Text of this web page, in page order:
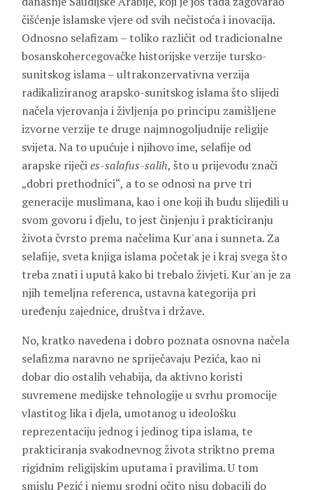
čišćenje islamske vjere od svih nečistoća i inovacija.
Odnosno selafizam – toliko različit od tradicionalne
bosanskohercegovačke historijske verzije tursko-
sunitskog islama – ultrakonzervativna verzija
radikaliziranog arapsko-sunitskog islama što slijedi
načela vjerovanja i življenja po principu zamišljene
izvorne verzije te druge najmnogoljudnije religije
svijeta. Na to upućuje i njihovo ime, selafije od
arapske riječies-salafus-salih, što u prijevodu znači
„dobri prethodnici“, a to se odnosi na prve tri
generacije muslimana, kao i one koji ih budu slijedili u
svom govoru i djelu, to jest činjenju i prakticiranju
života čvrsto prema načelima Kur'ana i sunneta. Za
selafije, sveta knjiga islama početak je i kraj svega što
treba znati i uputâ kako bi trebalo živjeti. Kur'an je za
njih temeljna referenca, ustavna kategorija pri
uređenju zajednice, društva i države.
No, kratko navedena i dobro poznata osnovna načela
selafizma naravno ne spriječavaju Pezića, kao ni
dobar dio ostalih vehabija, da aktivno koristi
suvremene medijske tehnologije u svrhu promocije
vlastitog lika i djela, umotanog u ideološku
reprezentaciju jednog i jedinog tipa islama, te
prakticiranja svakodnevnog života striktno prema
rigidnim religijskim uputama i pravilima. U tom
smislu Pezić i njemu srodni očito nisu dobacili do